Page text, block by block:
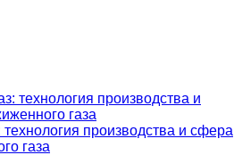
производства и сфера
газа